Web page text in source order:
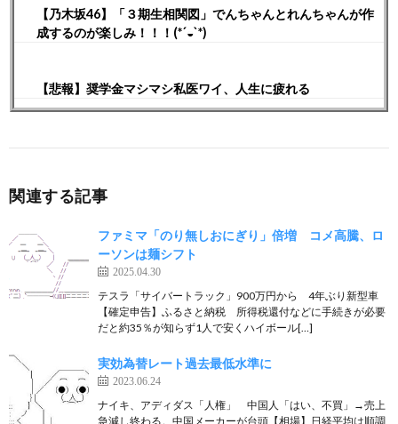
【乃木坂46】「３期生相関図」でんちゃんとれんちゃんが作
成するのが楽しみ！！！(*´◒`*)
【悲報】奨学金マシマシ私医ワイ、人生に疲れる
関連する記事
ファミマ「のり無しおにぎり」倍増 コメ高騰、ロ
ーソンは麺シフト
2025.04.30
テスラ「サイバートラック」900万円から 4年ぶり新型車
【確定申告】ふるさと納税 所得税還付などに手続きが必要
だと約35％が知らず1人で安くハイボール[…]
実効為替レート過去最低水準に
2023.06.24
ナイキ、アディダス「人権」 中国人「はい、不買」→売上
急減し終わる。中国メーカーが台頭【相場】日経平均は順調